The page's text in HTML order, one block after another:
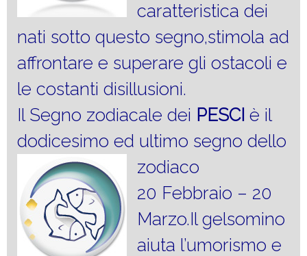
caratteristica dei
nati sotto questo segno,stimola ad
affrontare e superare gli ostacoli e
le costanti disillusioni.
Il Segno zodiacale dei PESCI è il
dodicesimo ed ultimo segno dello
zodiaco
20 Febbraio – 20
Marzo.Il gelsomino
aiuta l’umorismo e